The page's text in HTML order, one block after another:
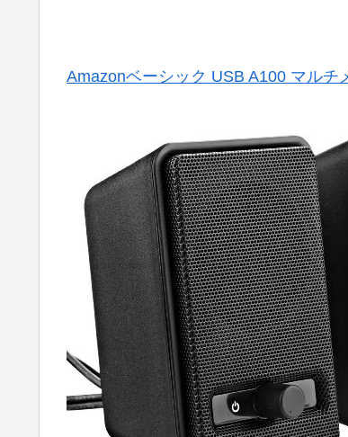
Amazonベーシック USB A100 マルチ